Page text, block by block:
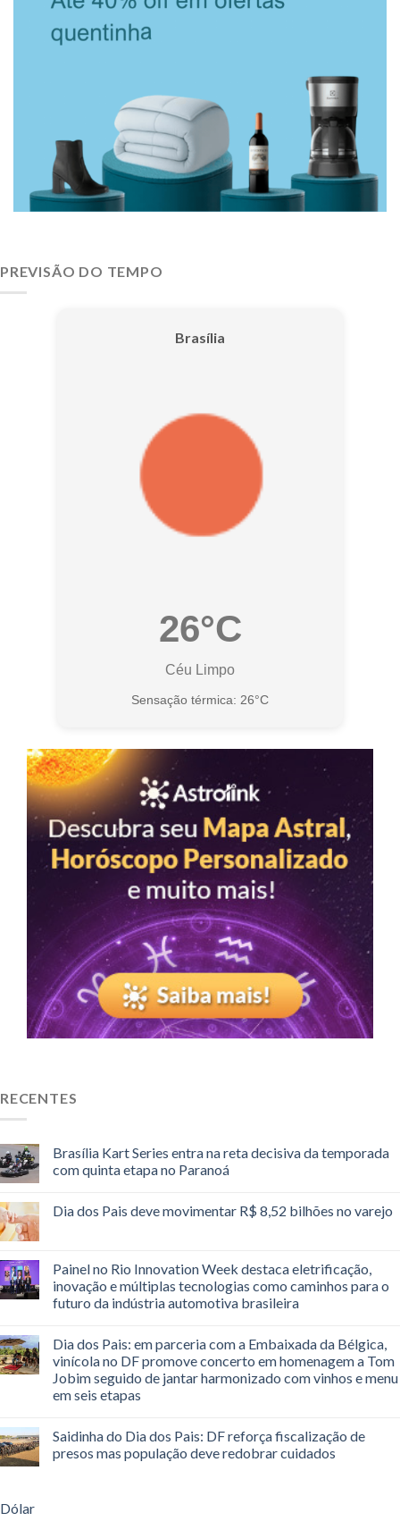
PREVISÃO DO TEMPO
Brasília
26°C
Céu Limpo
Sensação térmica: 26°C
RECENTES
Brasília Kart Series entra na reta decisiva da temporada
com quinta etapa no Paranoá
Dia dos Pais deve movimentar R$ 8,52 bilhões no varejo
Painel no Rio Innovation Week destaca eletrificação,
inovação e múltiplas tecnologias como caminhos para o
futuro da indústria automotiva brasileira
Dia dos Pais: em parceria com a Embaixada da Bélgica,
vinícola no DF promove concerto em homenagem a Tom
Jobim seguido de jantar harmonizado com vinhos e menu
em seis etapas
Saidinha do Dia dos Pais: DF reforça fiscalização de
presos mas população deve redobrar cuidados
Dólar